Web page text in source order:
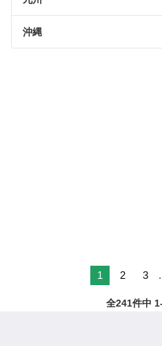
沖縄
1 2 3
全241件中